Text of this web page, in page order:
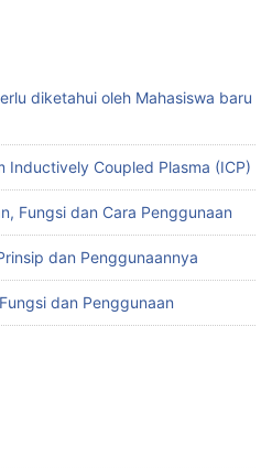
diketahui oleh Mahasiswa baru
Inductively Coupled Plasma (ICP)
Fungsi dan Cara Penggunaan
dan Penggunaannya
dan Penggunaan